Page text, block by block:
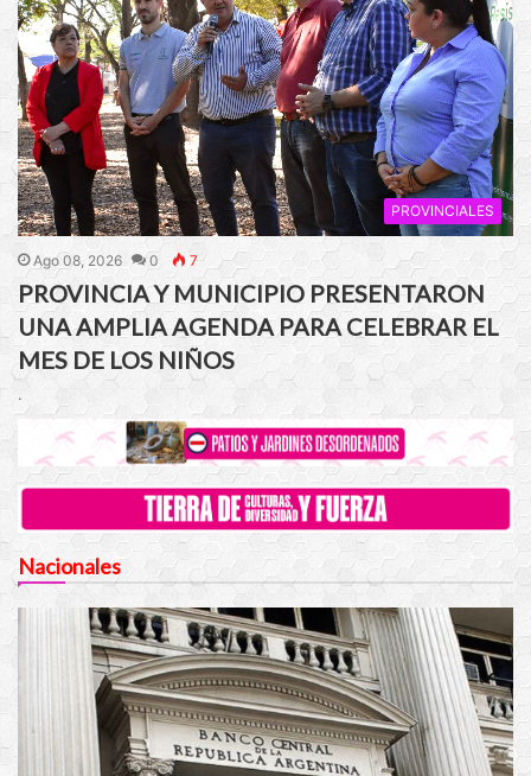
PROVINCIALES
Ago 08, 2026 0 7
PROVINCIA Y MUNICIPIO PRESENTARON
UNA AMPLIA AGENDA PARA CELEBRAR EL
MES DE LOS NIÑOS
.
Nacionales